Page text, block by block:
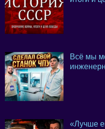
Всё мы
«Лучше